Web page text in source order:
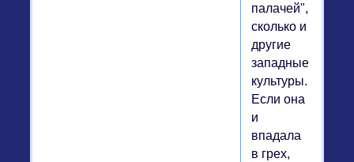
палачей",
сколько и
другие
западные
культуры.
Если она
и
впадала
в грех,